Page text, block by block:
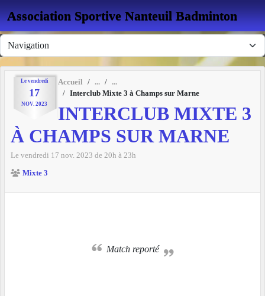
Association Sportive Nanteuil Badminton
Le vendredi
17
NOV. 2023
Accueil
Interclub Mixte 3 à Champs sur Marne
INTERCLUB MIXTE 3
À CHAMPS SUR MARNE
Le vendredi 17 nov. 2023 de 20h à 23h
Mixte 3
Match reporté